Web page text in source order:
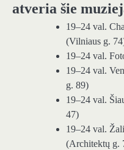
atveria šie
19–24 val.
(Vilniaus g.
19–24 val.
19–24 val.
g. 89)
19–24 val.
47)
19–24 val.
(Architektų g.